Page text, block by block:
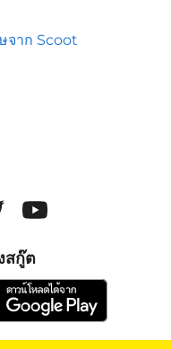
จาก Scoot
สกู๊ต